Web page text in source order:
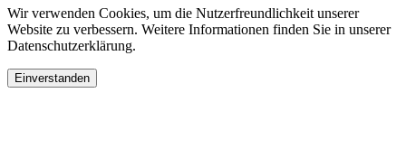
Wir verwenden Cookies, um die Nutzerfreundlichkeit unserer
Website zu verbessern. Weitere Informationen finden Sie in unserer
Datenschutzerklärung.
Einverstanden